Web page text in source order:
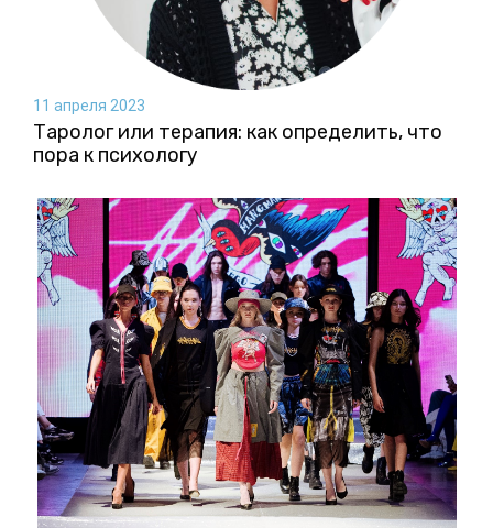
11 апреля 2023
Таролог или терапия: как определить, что
пора к психологу